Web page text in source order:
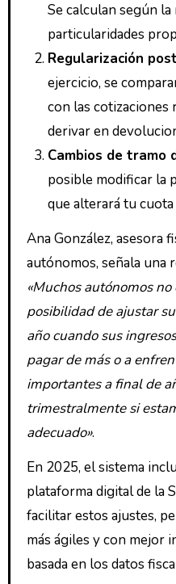
Se calculan según
particularidades
Regularización
ejercicio, se
con las cotizaciones
derivar en
Cambios de tramo
posible modificar la
que alterará tu cuota
Ana González, asesora
autónomos, señala una
«Muchos autónomos
posibilidad de ajustar
año cuando sus
pagar de más o a
importantes a final de
trimestralmente si
adecuado».
En 2025, el sistema
plataforma digital de la
facilitar estos ajustes,
más ágiles y con mejor
basada en los datos